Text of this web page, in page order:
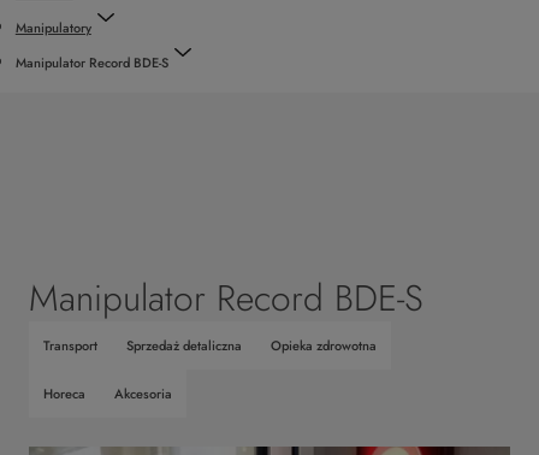
Manipulatory
Manipulator Record BDE-S
Manipulator Record BDE-S
Transport Sprzedaż detaliczna Opieka zdrowotna
Horeca Akcesoria